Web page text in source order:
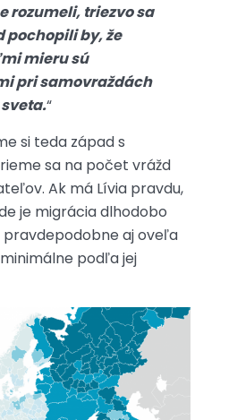
rozumeli, triezvo sa
pochopili by, že
mieru sú
pri samovraždách
“
si teda západ s
sa na počet vrážd
Ak má Lívia pravdu,
je migrácia dlhodobo
pravdepodobne aj oveľa
podľa jej